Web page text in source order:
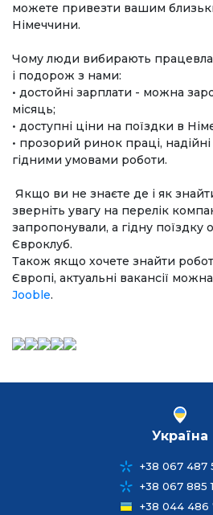
можете привезти вашим
Німеччини.
Чому люди вибирають
і подорож з нами:
• достойні зарплати - можна
місяць;
• доступні ціни на поїздки в
• прозорий ринок праці,
гідними умовами роботи.
Якщо ви не знаєте де і як
зверніть увагу на перелік
запропонували, а гідну поїздку
Євроклуб.
Також якщо хочете знайти
Європі, актуальні вакансії
Jooble.
Україна
+38 067 487
+38 067 885
+38 044 486